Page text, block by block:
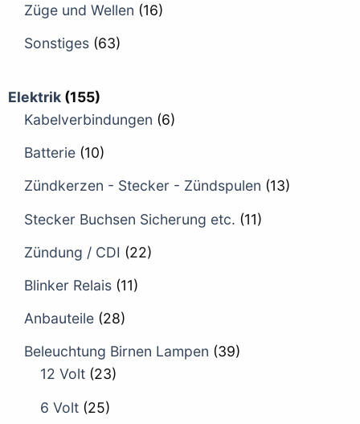
Züge und Wellen (16)
Sonstiges (63)
Elektrik (155)
Kabelverbindungen (6)
Batterie (10)
Zündkerzen - Stecker - Zündspulen (13)
Stecker Buchsen Sicherung etc. (11)
Zündung / CDI (22)
Blinker Relais (11)
Anbauteile (28)
Beleuchtung Birnen Lampen (39)
12 Volt (23)
6 Volt (25)